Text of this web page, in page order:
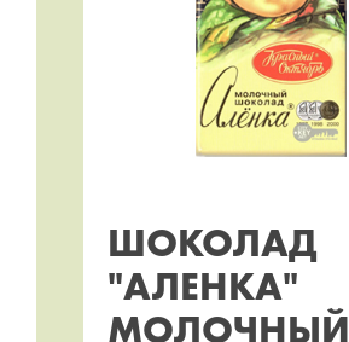
ШОКОЛАД
"АЛЕНКА"
МОЛОЧНЫЙ